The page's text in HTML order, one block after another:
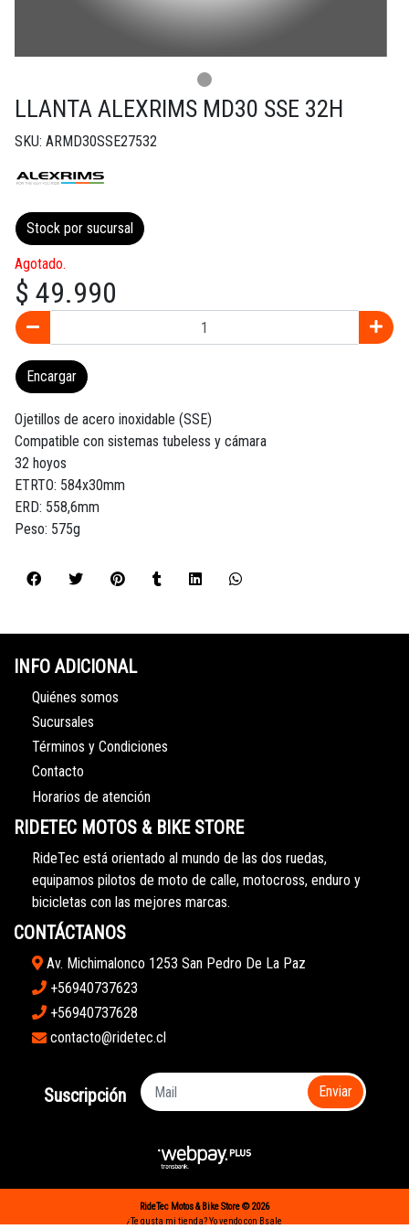
LLANTA ALEXRIMS MD30 SSE 32H
SKU: ARMD30SSE27532
Stock por sucursal
Agotado.
$ 49.990
Encargar
Ojetillos de acero inoxidable (SSE)
Compatible con sistemas tubeless y cámara
32 hoyos
ETRTO: 584x30mm
ERD: 558,6mm
Peso: 575g
INFO ADICIONAL
Quiénes somos
Sucursales
Términos y Condiciones
Contacto
Horarios de atención
RIDETEC MOTOS & BIKE STORE
RideTec está orientado al mundo de las dos ruedas,
equipamos pilotos de moto de calle, motocross, enduro y
bicicletas con las mejores marcas.
CONTÁCTANOS
Av. Michimalonco 1253 San Pedro De La Paz
+56940737623
+56940737628
contacto@ridetec.cl
Suscripción Enviar
RideTec Motos & Bike Store © 2026
¿Te gusta mi tienda? Yo vendo con Bsale